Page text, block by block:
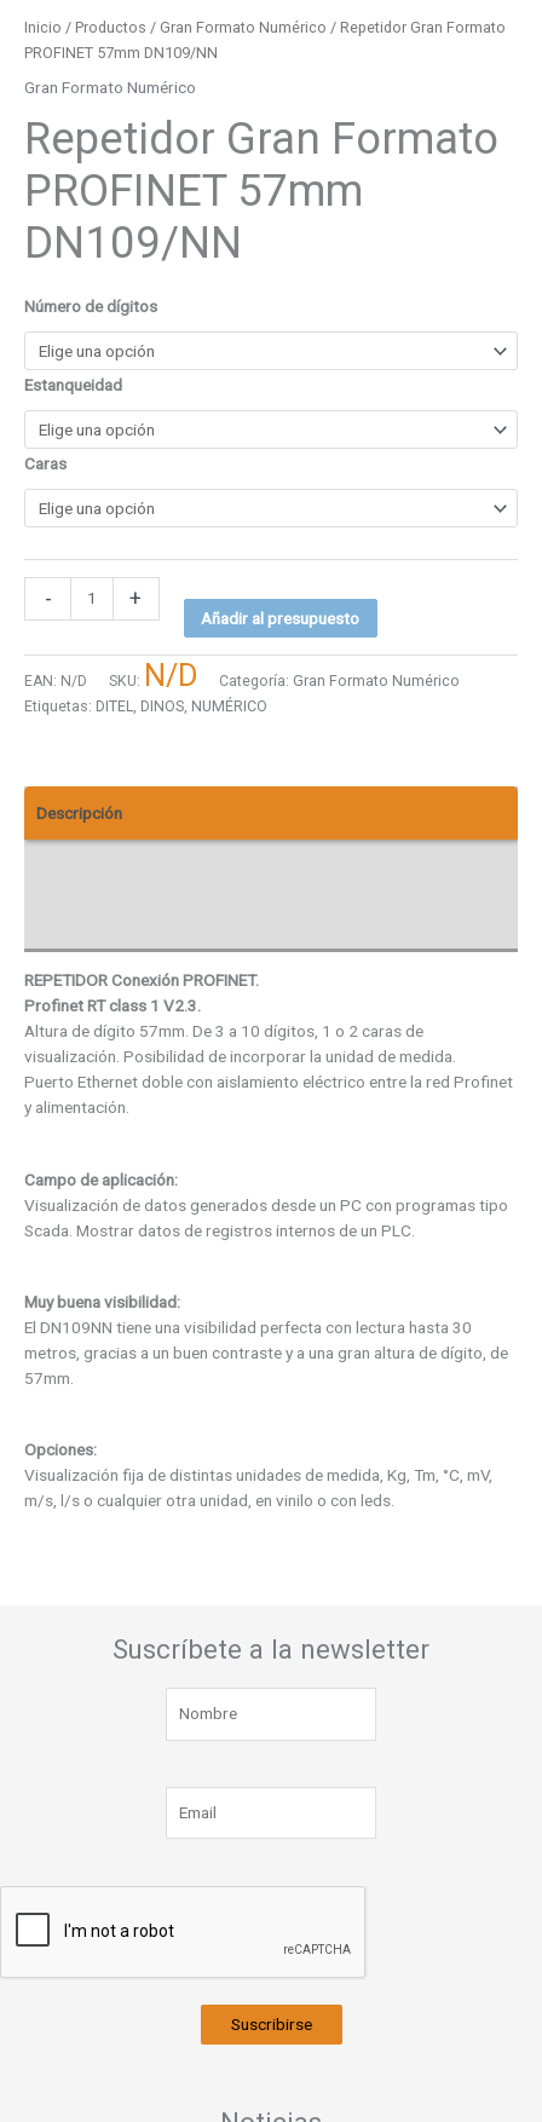
Inicio / Productos / Gran Formato Numérico / Repetidor Gran Formato
PROFINET 57mm DN109/NN
Gran Formato Numérico
Repetidor Gran Formato
PROFINET 57mm
DN109/NN
Número de dígitos
Estanqueidad
Caras
- +
Añadir al presupuesto
EAN: N/D SKU: N/D Categoría: Gran Formato Numérico
Etiquetas: DITEL, DINOS, NUMÉRICO
Descripción
REPETIDOR Conexión PROFINET.
Profinet RT class 1 V2.3.
Altura de dígito 57mm. De 3 a 10 dígitos, 1 o 2 caras de
visualización. Posibilidad de incorporar la unidad de medida.
Puerto Ethernet doble con aislamiento eléctrico entre la red Profinet
y alimentación.
Campo de aplicación:
Visualización de datos generados desde un PC con programas tipo
Scada. Mostrar datos de registros internos de un PLC.
Muy buena visibilidad:
El DN109NN tiene una visibilidad perfecta con lectura hasta 30
metros, gracias a un buen contraste y a una gran altura de dígito, de
57mm.
Opciones:
Visualización fija de distintas unidades de medida, Kg, Tm, °C, mV,
m/s, l/s o cualquier otra unidad, en vinilo o con leds.
Suscríbete a la newsletter
Suscribirse